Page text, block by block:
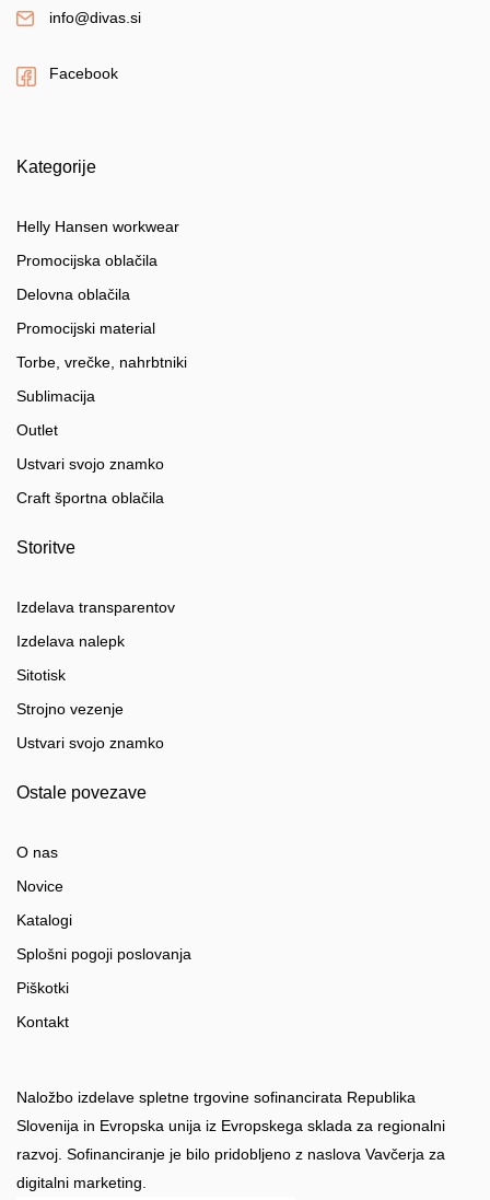
info@divas.si
Facebook
Kategorije
Helly Hansen workwear
Promocijska oblačila
Delovna oblačila
Promocijski material
Torbe, vrečke, nahrbtniki
Sublimacija
Outlet
Ustvari svojo znamko
Craft športna oblačila
Storitve
Izdelava transparentov
Izdelava nalepk
Sitotisk
Strojno vezenje
Ustvari svojo znamko
Ostale povezave
O nas
Novice
Katalogi
Splošni pogoji poslovanja
Piškotki
Kontakt
Naložbo izdelave spletne trgovine sofinancirata Republika
Slovenija in Evropska unija iz Evropskega sklada za regionalni
razvoj. Sofinanciranje je bilo pridobljeno z naslova Vavčerja za
digitalni marketing.